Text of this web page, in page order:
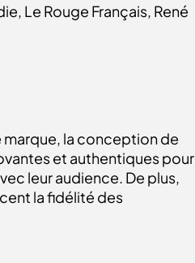
Le Rouge Français, René
la conception de
et authentiques pour
leur audience. De plus,
la fidélité des